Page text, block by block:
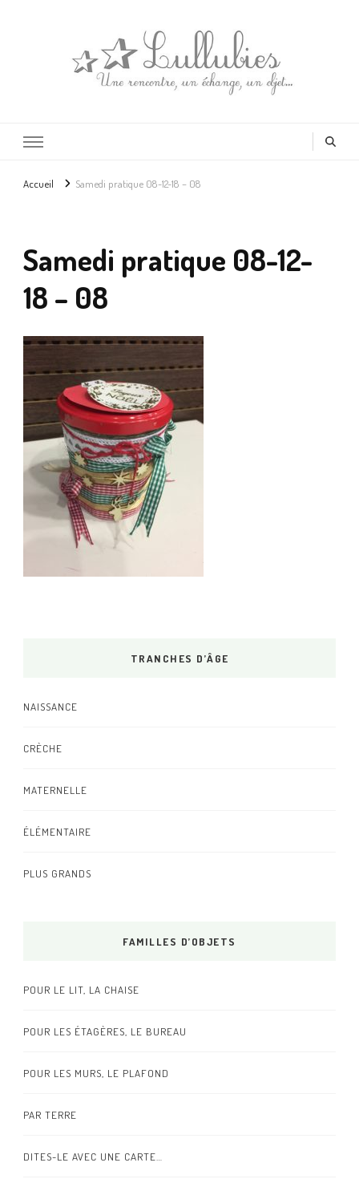
Accueil Samedi pratique 08-12-18 – 08
Samedi pratique 08-12-
18 – 08
TRANCHES D’ÂGE
NAISSANCE
CRÈCHE
MATERNELLE
ÉLÉMENTAIRE
PLUS GRANDS
FAMILLES D’OBJETS
POUR LE LIT, LA CHAISE
POUR LES ÉTAGÈRES, LE BUREAU
POUR LES MURS, LE PLAFOND
PAR TERRE
DITES-LE AVEC UNE CARTE…